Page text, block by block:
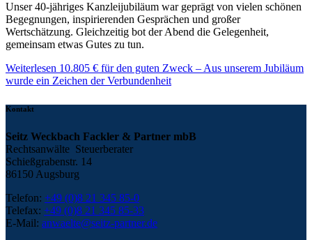
Unser 40-jähriges Kanzleijubiläum war geprägt von vielen schönen
Begegnungen, inspirierenden Gesprächen und großer
Wertschätzung. Gleichzeitig bot der Abend die Gelegenheit,
gemeinsam etwas Gutes zu tun.
Weiterlesen 10.805 € für den guten Zweck – Aus unserem Jubiläum
wurde ein Zeichen der Verbundenheit
Kontakt
Seitz Weckbach Fackler & Partner mbB
Rechtsanwälte Steuerberater
Schießgrabenstr. 14
86150 Augsburg
Telefon: +49 (0)8 21 345 85-0
Telefax: +49 (0)8 21 345 85-33
E-Mail: anwaelte@seitz-partner.de